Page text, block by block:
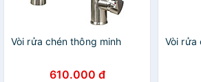
Vòi rửa chén thông minh
610.000 đ
Vòi rửa